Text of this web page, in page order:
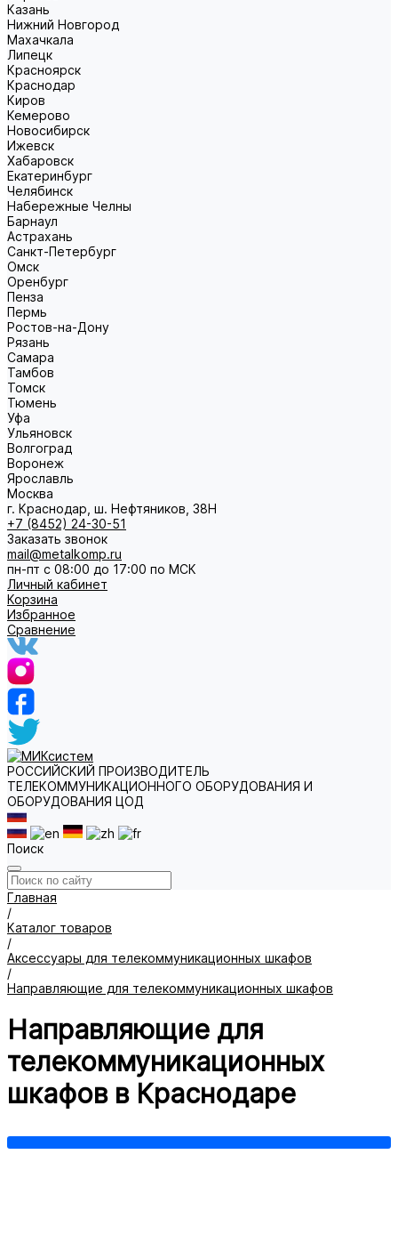
Казань
Нижний Новгород
Махачкала
Липецк
Красноярск
Краснодар
Киров
Кемерово
Новосибирск
Ижевск
Хабаровск
Екатеринбург
Челябинск
Набережные Челны
Барнаул
Астрахань
Санкт-Петербург
Омск
Оренбург
Пенза
Пермь
Ростов-на-Дону
Рязань
Самара
Тамбов
Томск
Тюмень
Уфа
Ульяновск
Волгоград
Воронеж
Ярославль
Москва
г. Краснодар, ш. Нефтяников, 38Н
+7 (8452) 24-30-51
Заказать звонок
mail@metalkomp.ru
пн-пт с 08:00 до 17:00 по МСК
Личный кабинет
Корзина
Избранное
Сравнение
РОССИЙСКИЙ ПРОИЗВОДИТЕЛЬ
ТЕЛЕКОММУНИКАЦИОННОГО ОБОРУДОВАНИЯ И
ОБОРУДОВАНИЯ ЦОД
Поиск
Главная
/
Каталог товаров
/
Аксессуары для телекоммуникационных шкафов
/
Направляющие для телекоммуникационных шкафов
Направляющие для
телекоммуникационных
шкафов в Краснодаре